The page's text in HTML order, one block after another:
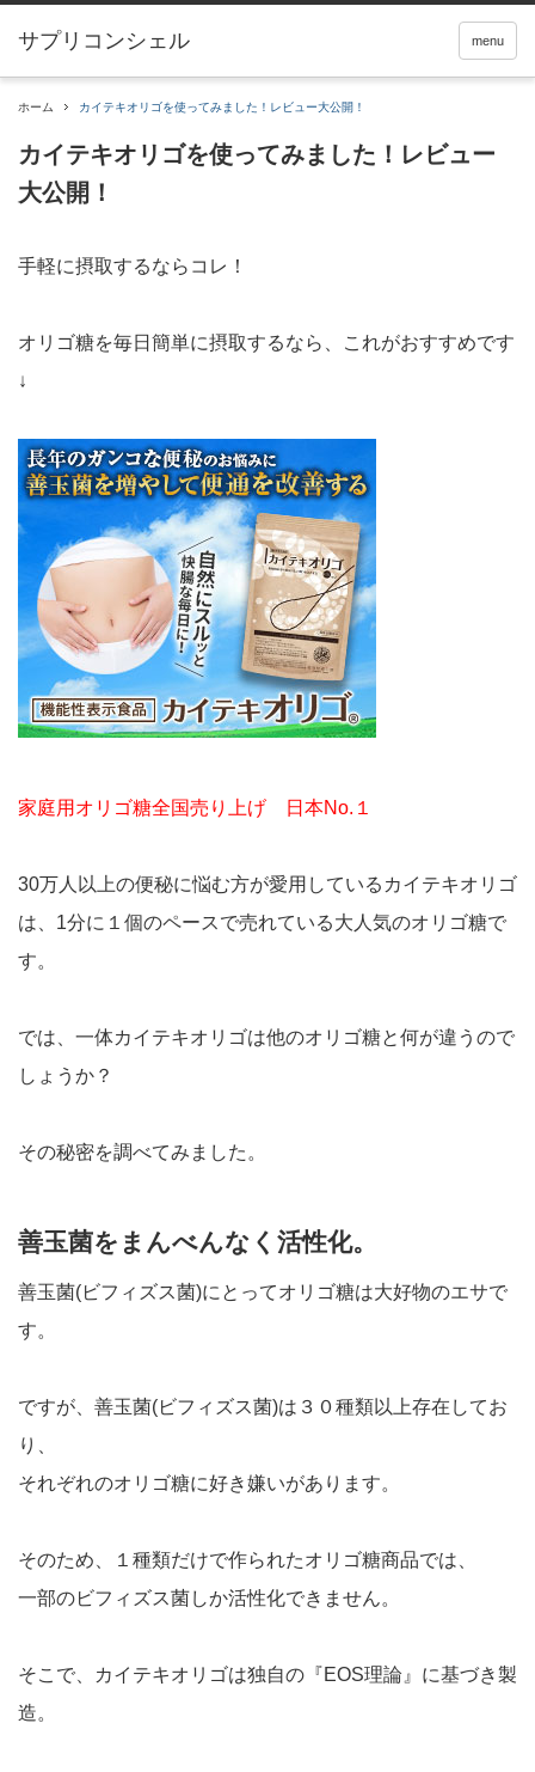
サプリコンシェル menu
ホーム カイテキオリゴを使ってみました！レビュー大公開！
カイテキオリゴを使ってみました！レビュー
大公開！
手軽に摂取するならコレ！
オリゴ糖を毎日簡単に摂取するなら、これがおすすめです
↓
家庭用オリゴ糖全国売り上げ 日本No.１
30万人以上の便秘に悩む方が愛用しているカイテキオリゴ
は、1分に１個のペースで売れている大人気のオリゴ糖で
す。
では、一体カイテキオリゴは他のオリゴ糖と何が違うので
しょうか？
その秘密を調べてみました。
善玉菌をまんべんなく活性化。
善玉菌(ビフィズス菌)にとってオリゴ糖は大好物のエサで
す。
ですが、善玉菌(ビフィズス菌)は３０種類以上存在してお
り、
それぞれのオリゴ糖に好き嫌いがあります。
そのため、１種類だけで作られたオリゴ糖商品では、
一部のビフィズス菌しか活性化できません。
そこで、カイテキオリゴは独自の『EOS理論』に基づき製
造。